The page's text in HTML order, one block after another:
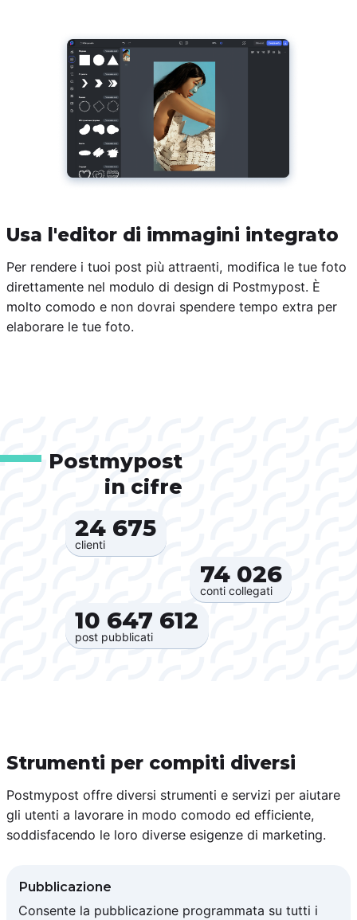
Usa l'editor di immagini integrato
Per rendere i tuoi post più attraenti, modifica le tue foto
direttamente nel modulo di design di Postmypost. È
molto comodo e non dovrai spendere tempo extra per
elaborare le tue foto.
Postmypost
in cifre
24 675‍
clienti
74 026‍
conti collegati
10 647 612‍
post pubblicati
Strumenti per compiti diversi
Postmypost offre diversi strumenti e servizi per aiutare
gli utenti a lavorare in modo comodo ed efficiente,
soddisfacendo le loro diverse esigenze di marketing.
Pubblicazione
Consente la pubblicazione programmata su tutti i